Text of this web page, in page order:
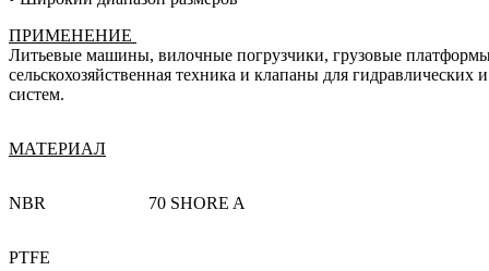
ПРИМЕНЕНИЕ
Литьевые машины, вилочные погрузчики, грузовые
сельскохозяйственная техника и клапаны для гидравлических
систем.
МАТЕРИАЛ
NBR 70 SHORE A
PTFE